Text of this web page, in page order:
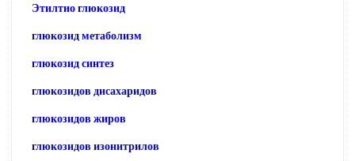
Этилтио глюкозид
глюкозид метаболизм
глюкозид синтез
глюкозидов дисахаридов
глюкозидов жиров
глюкозидов изонитрилов